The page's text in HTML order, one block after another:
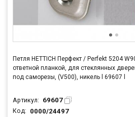
Петля HETTICH Перфект / Perfekt 5204
ответной планкой, для стеклянных
под саморезы, (V500), никель l 69607 l
Артикул: 69607
Код: 0000/24497